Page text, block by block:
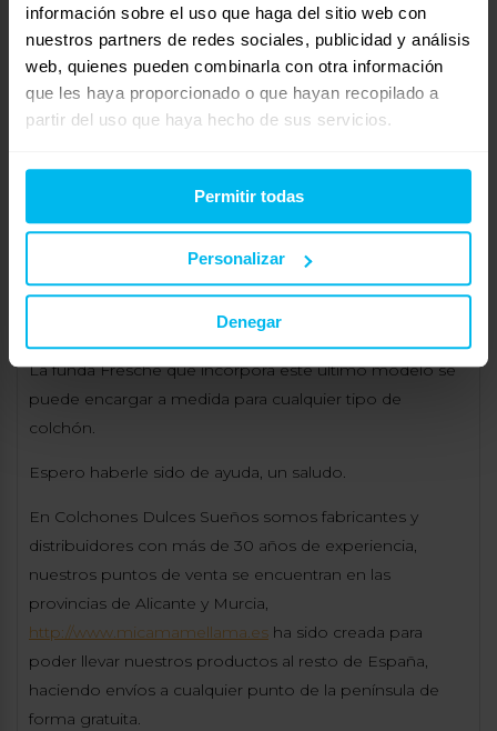
información sobre el uso que haga del sitio web con
nuestros partners de redes sociales, publicidad y análisis
web, quienes pueden combinarla con otra información
que les haya proporcionado o que hayan recopilado a
partir del uso que haya hecho de sus servicios.
Permitir todas
Personalizar
Denegar
El colchón Multifirmezas tiene una funda Fresche que
reduce drásticamente la sensación de calor en los
meses más calurosos. Es un modelo de gama alta con 2
capas de viscoelástica una perfilada, látex natural, 2 tipos
adaptable por su parte superior pero manteniendo un
grado de firmeza necesario gracias a sus capas inferiores
de eliocel de diferente firmeza :
https://www.micamamellama.es/comprar-venta-
colchones-online/30-colchon-visco-latex-
multifirmezas.html/68-medidas-150×190
La funda Fresche que incorpora este último modelo se
puede encargar a medida para cualquier tipo de
colchón.
Espero haberle sido de ayuda, un saludo.
En Colchones Dulces Sueños somos fabricantes y
distribuidores con más de 30 años de experiencia,
nuestros puntos de venta se encuentran en las
provincias de Alicante y Murcia,
http://www.micamamellama.es ha sido creada para
poder llevar nuestros productos al resto de España,
haciendo envíos a cualquier punto de la península de
forma gratuita.